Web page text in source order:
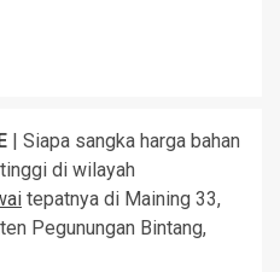
| Siapa sangka harga bahan
di wilayah
tepatnya di Maining 33,
Pegunungan Bintang,